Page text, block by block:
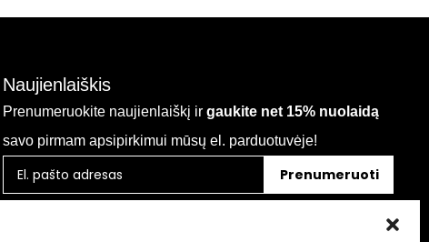
Naujienlaiškis
Prenumeruokite naujienlaiškį ir gaukite net 15% nuolaidą
savo pirmam apsipirkimui mūsų el. parduotuvėje!
Prenumeruoti